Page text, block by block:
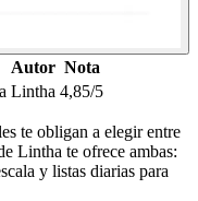
Autor Nota
Lintha 4,85/5
te obligan a elegir entre
Lintha te ofrece ambas:
y listas diarias para